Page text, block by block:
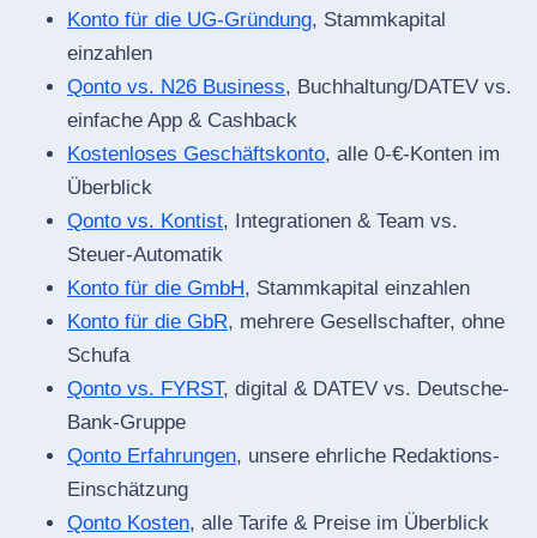
Konto für die UG-Gründung, Stammkapital
einzahlen
Qonto vs. N26 Business, Buchhaltung/DATEV vs.
einfache App & Cashback
Kostenloses Geschäftskonto, alle 0-€-Konten im
Überblick
Qonto vs. Kontist, Integrationen & Team vs.
Steuer-Automatik
Konto für die GmbH, Stammkapital einzahlen
Konto für die GbR, mehrere Gesellschafter, ohne
Schufa
Qonto vs. FYRST, digital & DATEV vs. Deutsche-
Bank-Gruppe
Qonto Erfahrungen, unsere ehrliche Redaktions-
Einschätzung
Qonto Kosten, alle Tarife & Preise im Überblick